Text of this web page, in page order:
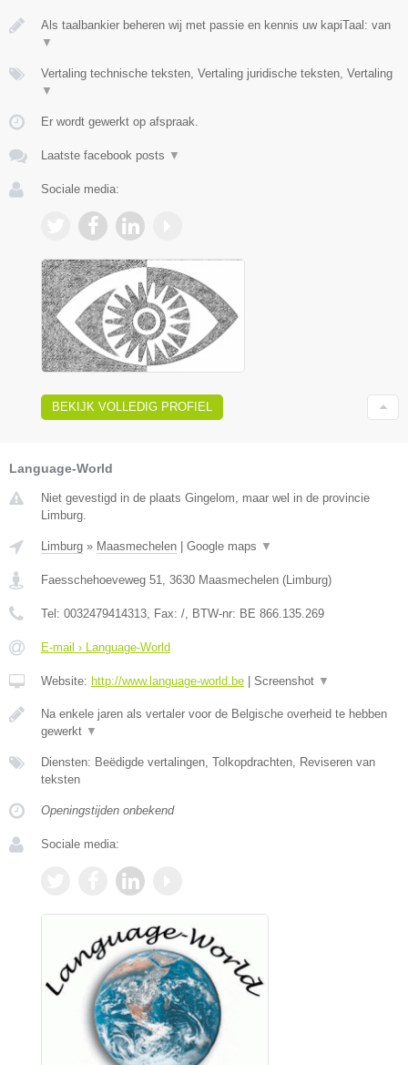
Als taalbankier beheren wij met passie en kennis uw kapiTaal: van
▼
Vertaling technische teksten, Vertaling juridische teksten, Vertaling
▼
Er wordt gewerkt op afspraak.
Laatste facebook posts ▼
Sociale media:
BEKIJK VOLLEDIG PROFIEL
Language-World
Niet gevestigd in de plaats Gingelom, maar wel in de provincie
Limburg.
Limburg » Maasmechelen Google maps ▼
Faesschehoeveweg 51 3630 Maasmechelen ( Limburg)
Tel: 0032479414313 , Fax: / , BTW-nr: BE 866.135.269
E-mail › Language-World
Website: http://www.language-world.be Screenshot ▼
Na enkele jaren als vertaler voor de Belgische overheid te hebben
gewerkt ▼
Diensten: Beëdigde vertalingen, Tolkopdrachten, Reviseren van
teksten
Openingstijden onbekend
Sociale media: